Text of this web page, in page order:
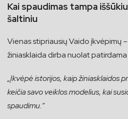
Kai spaudimas tampa
šaltiniu
Vienas stipriausių Vaido įkvėpimų
žiniasklaida dirba nuolat
„Įkvėpė istorijos, kaip žiniasklaidos
keičia savo veiklos modelius, kai
spaudimu.“